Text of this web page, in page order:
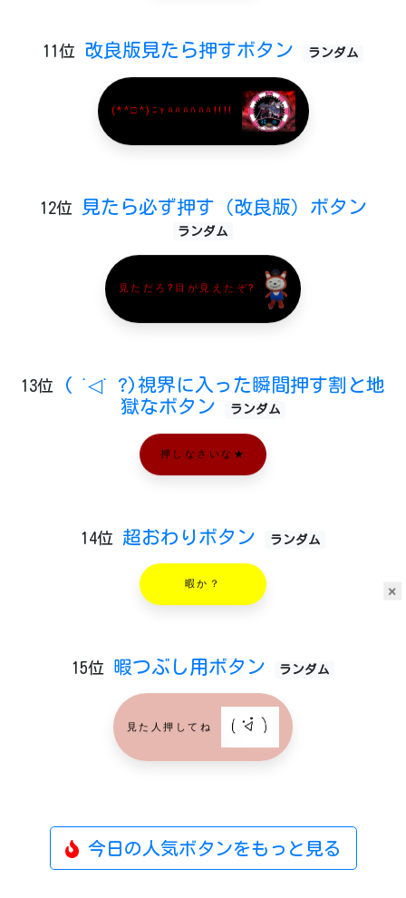
×
11位 改良版見たら押すボタン ランダム
(*^□^)ﾆｬﾊﾊﾊﾊﾊﾊ!!!!
12位 見たら必ず押す（改良版）ボタン
ランダム
見ただろ?目が見えたぞ?
13位
( ˙◁˙ ?)視界に入った瞬間押す割と地
獄なボタン
ランダム
押しなさいな★
14位 超おわりボタン ランダム
暇か？
15位 暇つぶし用ボタン ランダム
見た人押してね
今日の人気ボタンをもっと見る